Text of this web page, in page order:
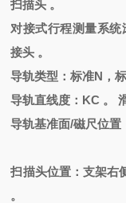
扫描头 。
对接式行程测量系统
接头 。
导轨类型：标准N，
导轨直线度： KC 。
导轨基准面/磁尺位置
扫描头位置：支架右
。